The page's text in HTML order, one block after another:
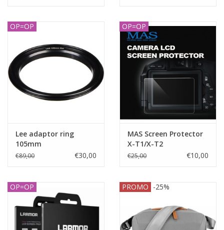
OP=OP
Lee adaptor ring
105mm
€89,00 €30,00
OP=OP
MAS Screen Protector
X-T1/X-T2
€25,00 €10,00
OP=OP PROMO -25%